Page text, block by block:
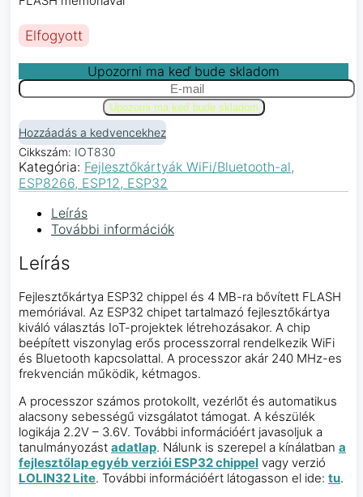
Elfogyott
Upozorni ma keď bude skladom
Hozzáadás a kedvencekhez
Cikkszám: IOT830
Kategória: Fejlesztőkártyák WiFi/Bluetooth-al,
ESP8266, ESP12, ESP32
Leírás
További információk
Leírás
Fejlesztőkártya ESP32 chippel és 4 MB-ra bővített FLASH
memóriával. Az ESP32 chipet tartalmazó fejlesztőkártya
kiváló választás IoT-projektek létrehozásakor. A chip
beépített viszonylag erős processzorral rendelkezik WiFi
és Bluetooth kapcsolattal. A processzor akár 240 MHz-es
frekvencián működik, kétmagos.
A processzor számos protokollt, vezérlőt és automatikus
alacsony sebességű vizsgálatot támogat. A készülék
logikája 2.2V – 3.6V. További információért javasoljuk a
tanulmányozást adatlap. Nálunk is szerepel a kínálatban a
fejlesztőlap egyéb verziói ESP32 chippel vagy verzió
LOLIN32 Lite. További információért látogasson el ide: tu.